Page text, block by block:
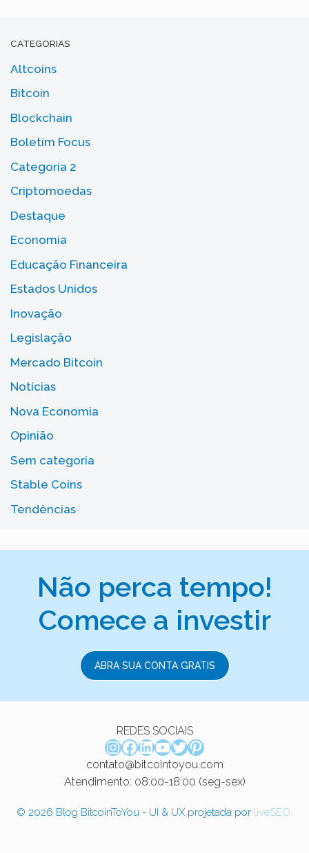
CATEGORIAS
Altcoins
Bitcoin
Blockchain
Boletim Focus
Categoria 2
Criptomoedas
Destaque
Economia
Educação Financeira
Estados Unidos
Inovação
Legislação
Mercado Bitcoin
Notícias
Nova Economia
Opinião
Sem categoria
Stable Coins
Tendências
Não perca tempo!
Comece a investir
ABRA SUA CONTA GRATIS
REDES SOCIAIS
Instagram
Facebook
LinkedIn
Youtube
Twitter
Pinterest
contato@bitcointoyou.com
Atendimento: 08:00-18:00 (seg-sex)
© 2026 Blog BitcoinToYou - UI & UX projetada por liveSEO.